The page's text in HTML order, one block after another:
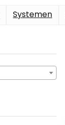
Systemen